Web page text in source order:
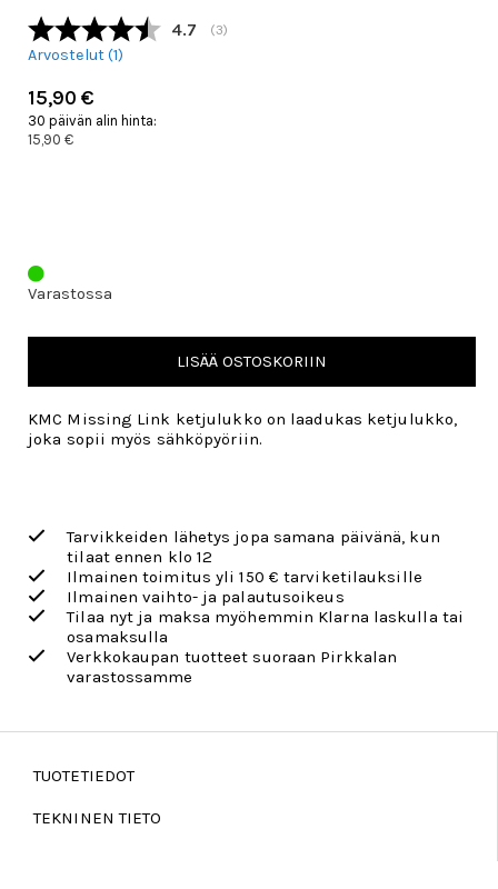
Keskimääräinen luokitus:
4.7 (äänet:
3)
Arvostelut (1)
15,90 €
30 päivän alin hinta:
15,90 €
Varastossa
LISÄÄ OSTOSKORIIN
KMC Missing Link ketjulukko on laadukas ketjulukko,
joka sopii myös sähköpyöriin.
Tarvikkeiden lähetys jopa samana päivänä, kun
tilaat ennen klo 12
Ilmainen toimitus yli 150 € tarviketilauksille
Ilmainen vaihto- ja palautusoikeus
Tilaa nyt ja maksa myöhemmin Klarna laskulla tai
osamaksulla
Verkkokaupan tuotteet suoraan Pirkkalan
varastossamme
TUOTETIEDOT
TEKNINEN TIETO